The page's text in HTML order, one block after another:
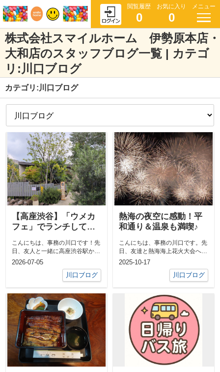
閲覧履歴
0
お気に入り
0
メニュー
株式会社スマイルホーム 伊勢原本店・
大和店のスタッフブログ一覧 | カテゴ
リ:川口ブログ
カテゴリ:川口ブログ
【高座渋谷】「ウメカ
フェ」でランチしてき
こんにちは、事務の川口です！先
日、友人と一緒に高座渋谷駅から
徒歩約13分の場所にある「ウメカ
2026-07-05
川口ブログ
熱海の夜空に感動！平
和通り＆温泉も満喫♪
こんにちは、事務の川口です。先
日、友達と熱海海上花火大会へ行
ってきました！ まずは【平和通
2025-10-17
川口ブログ